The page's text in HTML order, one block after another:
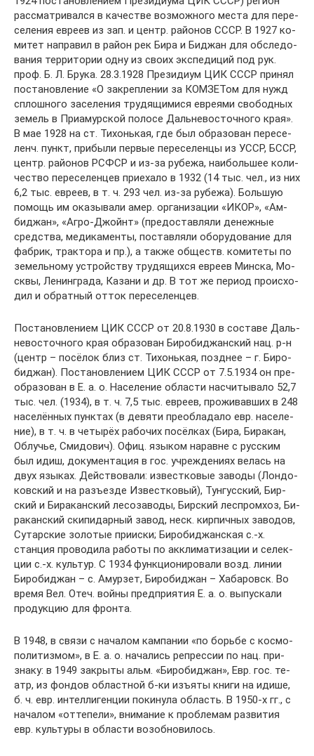
рас­смат­ри­вал­ся в ка­че­ст­ве воз­мож­но­го мес­та для пе­ре­
се­ле­ния ев­ре­ев из зап. и центр. рай­онов СССР. В 1927 ко­
ми­тет на­пра­вил в рай­он рек Би­ра и Бид­жан для об­сле­до­
ва­ния тер­ри­то­рии од­ну из сво­их экс­пе­ди­ций под рук.
проф. Б. Л. Бру­ка. 28.3.1928 Пре­зи­ди­ум ЦИК СССР при­нял
по­ста­нов­ле­ние «О за­кре­п­ле­нии за КОМЗЕТом для нужд
сплош­но­го за­се­ле­ния тру­дя­щи­ми­ся ев­рея­ми сво­бод­ных
зе­мель в При­амур­ской по­ло­се Даль­не­во­сточ­но­го края».
В мае 1928 на ст. Ти­хонь­кая, где был об­ра­зо­ван пе­ре­се­
ленч. пункт, при­бы­ли пер­вые пе­ре­се­лен­цы из УССР, БССР,
центр. рай­онов РСФСР и из-за ру­бе­жа, наи­боль­шее ко­ли­
че­ст­во пе­ре­се­лен­цев при­еха­ло в 1932 (14 тыс. чел., из них
6,2 тыс. ев­ре­ев, в т. ч. 293 чел. из-за ру­бе­жа). Боль­шую
по­мощь им ока­зы­ва­ли амер. ор­га­ни­за­ции «ИКОР», «Ам­
бид­жан», «Аг­ро-Джойнт» (пре­дос­тав­ля­ли де­неж­ные
сред­ст­ва, ме­ди­ка­мен­ты, по­став­ля­ли обо­ру­до­ва­ние для
фаб­рик, трак­то­ра и пр.), а так­же об­ществ. ко­ми­те­ты по
зе­мель­но­му уст­рой­ст­ву тру­дя­щих­ся ев­ре­ев Мин­ска, Мо­
ск­вы, Ле­нин­гра­да, Ка­за­ни и др. В тот же пе­ри­од про­ис­хо­
дил и об­рат­ный от­ток пе­ре­се­лен­цев.
По­ста­нов­ле­ни­ем ЦИК СССР от 20.8.1930 в со­ста­ве Даль­
не­во­сточ­но­го края об­ра­зо­ван Би­ро­бид­жан­ский нац. р-н
(центр – по­сё­лок близ ст. Ти­хонь­кая, позд­нее – г. Би­ро­
бид­жан). По­ста­нов­ле­ни­ем ЦИК СССР от 7.5.1934 он пре­
об­ра­зо­ван в Е. а. о. На­се­ле­ние об­лас­ти на­счи­ты­ва­ло 52,7
тыс. чел. (1934), в т. ч. 7,5 тыс. ев­ре­ев, про­жи­вав­ших в 248
на­се­лён­ных пунк­тах (в де­вя­ти пре­об­ла­да­ло евр. на­се­ле­
ние), в т. ч. в че­ты­рёх ра­бо­чих по­сёл­ках (Би­ра, Би­ра­кан,
Об­лу­чье, Сми­до­вич). Офиц. язы­ком на­рав­не с рус­ским
был идиш, до­ку­мен­та­ция в гос. уч­ре­ж­де­ни­ях ве­лась на
двух язы­ках. Дей­ст­во­ва­ли: из­вест­ко­вые за­во­ды (Лон­до­
ков­ский и на разъ­ез­де Из­вест­ко­вый), Тун­гус­ский, Бир­
ский и Би­ра­кан­ский ле­со­за­во­ды, Бир­ский лес­пром­хоз, Би­
ра­кан­ский ски­пи­дар­ный за­вод, неск. кир­пич­ных за­во­дов,
Су­тар­ские зо­ло­тые при­ис­ки; Биробиджанская с.-х.
станция проводи­ла ра­бо­ты по ак­кли­ма­ти­за­ции и се­лек­
ции с.-х. куль­тур. С 1934 функ­цио­ни­ро­ва­ли возд. ли­нии
Би­ро­бид­жан – с. Амур­зет, Би­ро­бид­жан – Ха­ба­ровск. Во
вре­мя Вел. Отеч. вой­ны пред­прия­тия Е. а. о. вы­пу­ска­ли
про­дук­цию для фрон­та.
В 1948, в свя­зи с на­ча­лом кам­па­нии «по борь­бе с кос­мо­
по­ли­тиз­мом», в Е. а. о. на­ча­лись ре­прес­сии по нац. при­
зна­ку: в 1949 за­кры­ты альм. «Би­ро­бид­жан», Евр. гос. те­
атр, из фон­дов об­ла­ст­ной б-ки изъ­я­ты кни­ги на иди­ше,
б. ч. евр. ин­тел­ли­ген­ции по­ки­ну­ла об­ласть. В 1950-х гг., с
на­ча­лом «от­те­пе­ли», вни­ма­ние к про­бле­мам раз­ви­тия
евр. куль­ту­ры в об­лас­ти во­зоб­но­ви­лось.